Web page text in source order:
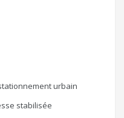
urbain
stabilisée